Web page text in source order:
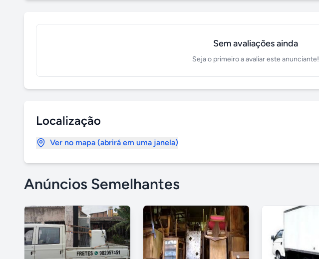
Sem avaliações ainda
Seja o primeiro a avaliar este anunciante!
Localização
Ver no mapa (abrirá em uma janela)
Anúncios Semelhantes